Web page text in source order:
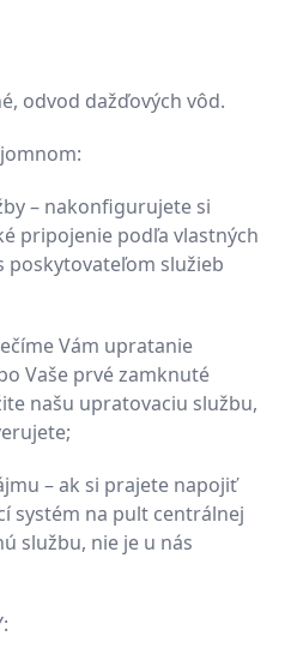
odvod dažďových vôd.
– nakonfigurujete si
pripojenie podľa vlastných
poskytovateľom služieb
Vám upratanie
Vaše prvé zamknuté
našu upratovaciu službu,
– ak si prajete napojiť
systém na pult centrálnej
službu, nie je u nás